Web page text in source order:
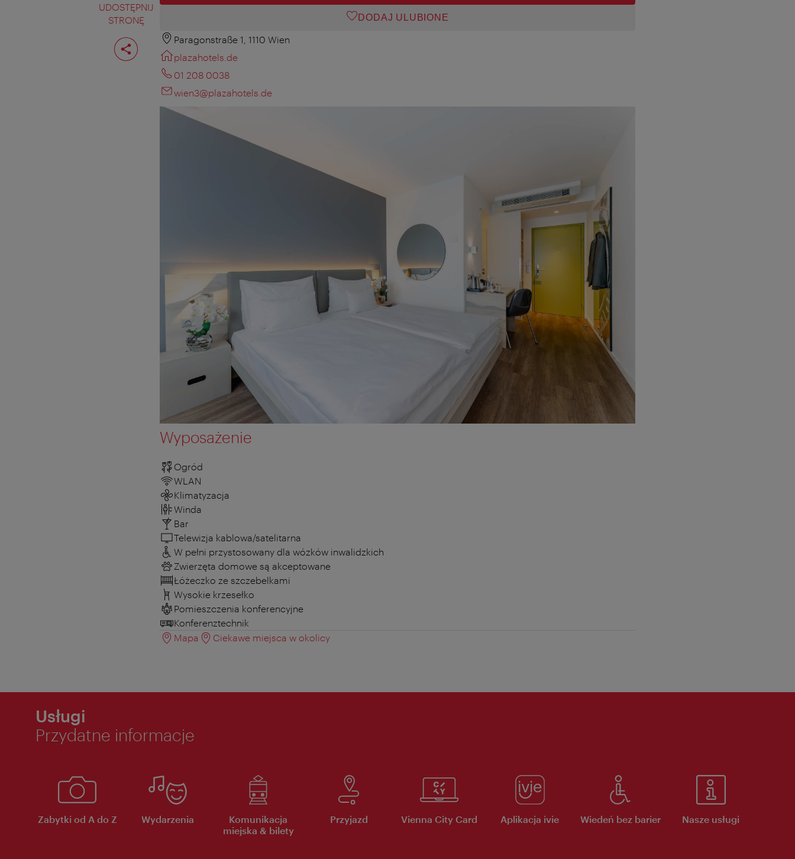
UDOSTĘPNIJ
STRONĘ
Podziel
stronę
DODAJ ULUBIONE
Paragonstraße 1, 1110 Wien
plazahotels.de
01 208 0038
wien3@plazahotels.de
Wyposażenie
Ogród
WLAN
Klimatyzacja
Winda
Bar
Telewizja kablowa/satelitarna
W pełni przystosowany dla wózków inwalidzkich
Zwierzęta domowe są akceptowane
Łóżeczko ze szczebelkami
Wysokie krzesełko
Pomieszczenia konferencyjne
Konferenztechnik
Mapa
Ciekawe miejsca w okolicy
Usługi
Przydatne informacje
Zabytki od A do Z Wydarzenia
Komunikacja
miejska & bilety
Przyjazd Vienna City Card Aplikacja ivie Wiedeń bez barier Nasze usługi